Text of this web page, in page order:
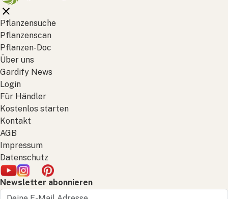
Pflanzensuche
Pflanzenscan
Pflanzen-Doc
Über uns
Gardify News
Login
Für Händler
Kostenlos starten
Kontakt
AGB
Impressum
Datenschutz
Newsletter abonnieren